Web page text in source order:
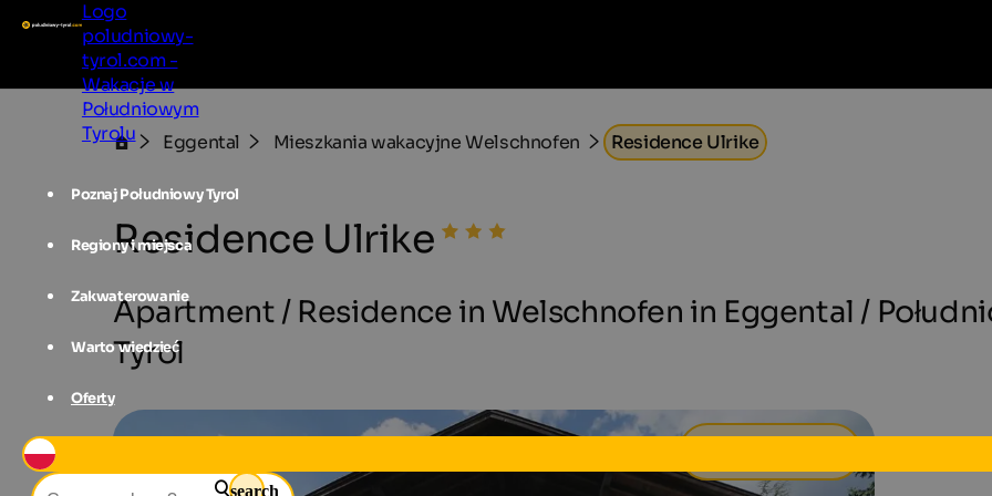
Logo
poludniowy-
tyrol.com -
Wakacje w
Południowym
Tyrolu
Poznaj Południowy Tyrol
Regiony i miejsca
Zakwaterowanie
Warto wiedzieć
Oferty
search
Eggental Mieszkania wakacyjne Welschnofen Residence Ulrike
Residence Ulrike
Apartment / Residence in Welschnofen in Eggental /
Tyrol